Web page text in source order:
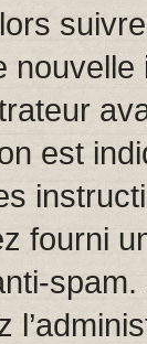
est
fourni